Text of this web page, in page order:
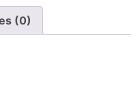
(0)